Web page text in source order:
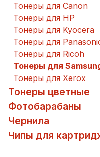
Тонеры для Canon
Тонеры для HP
Тонеры для Kyocera
Тонеры для
Тонеры для Ricoh
Тонеры для
Тонеры для Xerox
Тонеры цветные
Фотобарабаны
Чернила
Чипы для